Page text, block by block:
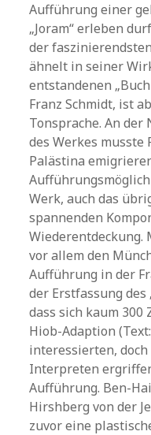
Aufführung einer
„Joram“ erleben
der
ähnelt in seiner
entstandenen
Franz Schmidt, ist
Tonsprache. An
des Werkes musste
Palästina
Werk, auch das
spannenden
vor allem den
Aufführung in der
der Erstfassung des
dass sich kaum
Hiob-Adaption
interessierten,
Interpreten
Aufführung. Ben-
Hirshberg von der
zuvor eine